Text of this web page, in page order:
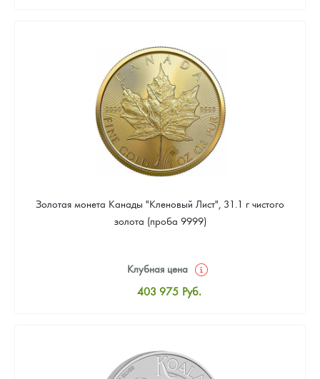
Цена выкупа
389 285 Руб.
Золотая монета Канады "Кленовый Лист", 31.1 г чистого
золота (проба 9999)
Клубная цена
403 975 Руб.
Цена выкупа
383 776 Руб.